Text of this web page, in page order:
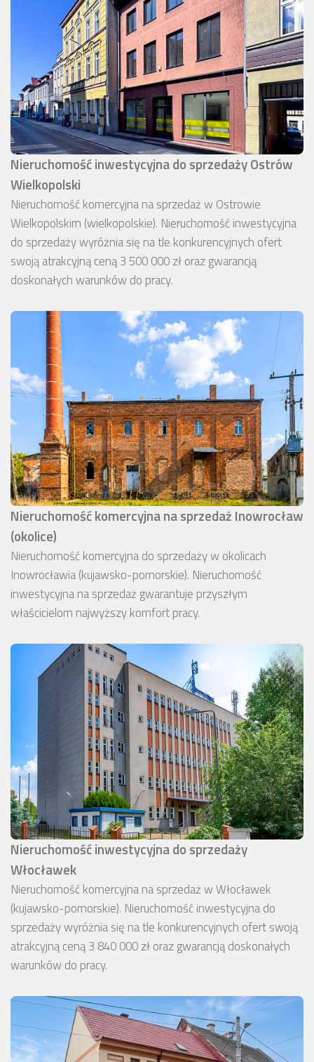
Nieruchomość inwestycyjna do sprzedaży Ostrów
Wielkopolski
Nieruchomość komercyjna na sprzedaż w Ostrowie
Wielkopolskim (wielkopolskie). Nieruchomość inwestycyjna
do sprzedaży wyróżnia się na tle konkurencyjnych ofert
swoją atrakcyjną ceną 3 500 000 zł oraz gwarancją
doskonałych warunków do pracy.
Nieruchomość komercyjna na sprzedaż Inowrocław
(okolice)
Nieruchomość komercyjna do sprzedaży w okolicach
Inowrocławia (kujawsko-pomorskie). Nieruchomość
inwestycyjna na sprzedaż gwarantuje przyszłym
właścicielom najwyższy komfort pracy.
Nieruchomość inwestycyjna do sprzedaży
Włocławek
Nieruchomość komercyjna na sprzedaż w Włocławek
(kujawsko-pomorskie). Nieruchomość inwestycyjna do
sprzedaży wyróżnia się na tle konkurencyjnych ofert swoją
atrakcyjną ceną 3 840 000 zł oraz gwarancją doskonałych
warunków do pracy.